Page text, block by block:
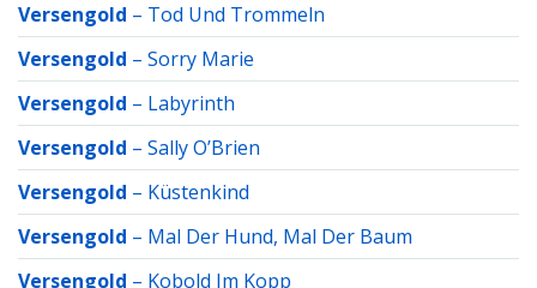
Versengold – Tod Und Trommeln
Versengold – Sorry Marie
Versengold – Labyrinth
Versengold – Sally O’Brien
Versengold – Küstenkind
Versengold – Mal Der Hund, Mal Der Baum
Versengold – Kobold Im Kopp